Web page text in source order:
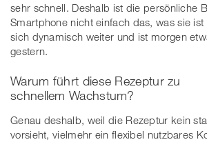
sehr schnell. Deshalb ist die persönliche
Smartphone nicht einfach das, was sie
sich dynamisch weiter und ist morgen
gestern.
Warum führt diese Rezeptur zu
schnellem Wachstum?
Genau deshalb, weil die Rezeptur kein
vorsieht, vielmehr ein flexibel nutzbares